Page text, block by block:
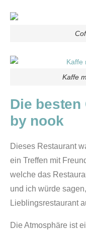
Kaffe
Die besten
by nook
Dieses Restaurant
ein Treffen mit
welche das
und ich würde
Lieblingsrestaurant
Die Atmosphäre ist